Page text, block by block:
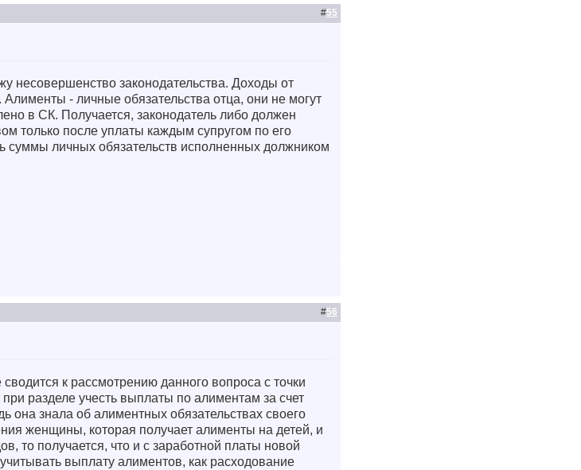
#55
несовершенство законодательства. Доходы от
- личные обязательства отца, они не могут
в СК. Получается, законодатель либо должен
только после уплаты каждым супругом по его
суммы личных обязательств исполненных должником
#56
к рассмотрению данного вопроса с точки
разделе учесть выплаты по алиментам за счет
она знала об алиментных обязательствах своего
женщины, которая получает алименты на детей, и
то получается, что и с заработной платы новой
выплату алиментов, как расходование